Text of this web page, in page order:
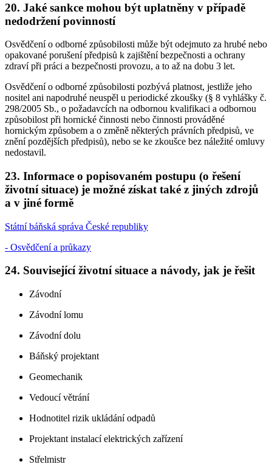
20. Jaké sankce mohou být uplatněny v případě
nedodržení povinností
Osvědčení o odborné způsobilosti může být odejmuto za hrubé nebo
opakované porušení předpisů k zajištění bezpečnosti a ochrany
zdraví při práci a bezpečnosti provozu, a to až na dobu 3 let.
Osvědčení o odborné způsobilosti pozbývá platnost, jestliže jeho
nositel ani napodruhé neuspěl u periodické zkoušky (§ 8 vyhlášky č.
298/2005 Sb., o požadavcích na odbornou kvalifikaci a odbornou
způsobilost při hornické činnosti nebo činnosti prováděné
hornickým způsobem a o změně některých právních předpisů, ve
znění pozdějších předpisů), nebo se ke zkoušce bez náležité omluvy
nedostavil.
23. Informace o popisovaném postupu (o řešení
životní situace) je možné získat také z jiných zdrojů
a v jiné formě
Státní báňská správa České republiky
- Osvědčení a průkazy
24. Související životní situace a návody, jak je řešit
Závodní
Závodní lomu
Závodní dolu
Báňský projektant
Geomechanik
Vedoucí větrání
Hodnotitel rizik ukládání odpadů
Projektant instalací elektrických zařízení
Střelmistr